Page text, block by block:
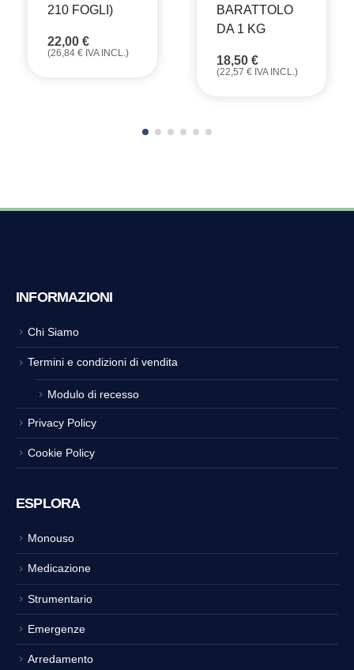
210 FOGLI)
22,00 €
(26,84 € IVA INCL.)
BARATTOLO
DA 1 KG
18,50 €
(22,57 € IVA INCL.)
INFORMAZIONI
Chi Siamo
Termini e condizioni di vendita
Modulo di recesso
Privacy Policy
Cookie Policy
ESPLORA
Monouso
Medicazione
Strumentario
Emergenze
Arredamento